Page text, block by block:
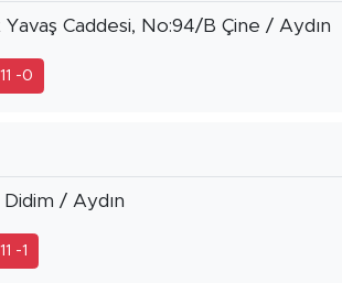
Caddesi, No:94/B Çine / Aydın
-0
/ Aydın
-1